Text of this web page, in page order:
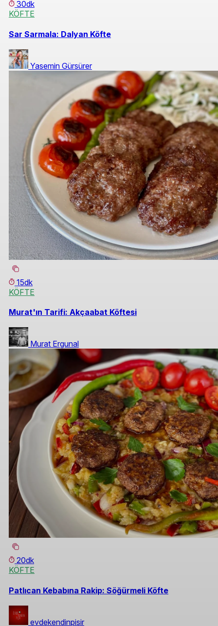
30dk
KÖFTE
Sar Sarmala: Dalyan Köfte
Yasemin Gürsürer
15dk
KÖFTE
Murat'ın Tarifi: Akçaabat Köftesi
Murat Ergunal
20dk
KÖFTE
Patlıcan Kebabına Rakip: Söğürmeli Köfte
evdekendinpisir